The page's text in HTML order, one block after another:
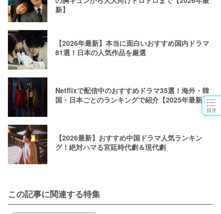
目次
新】
【2026年最新】本当に面白いおすすめ国内ドラマ
81選！日本の人気作品を厳選
Netflixで配信中のおすすめドラマ35選！海外・韓
国・日本ごとのランキングで紹介【2025年最新】
【2026最新】おすすめ中国ドラマ人気ランキン
グ！絶対ハマる宮廷時代劇＆現代劇
この記事に関連する特集